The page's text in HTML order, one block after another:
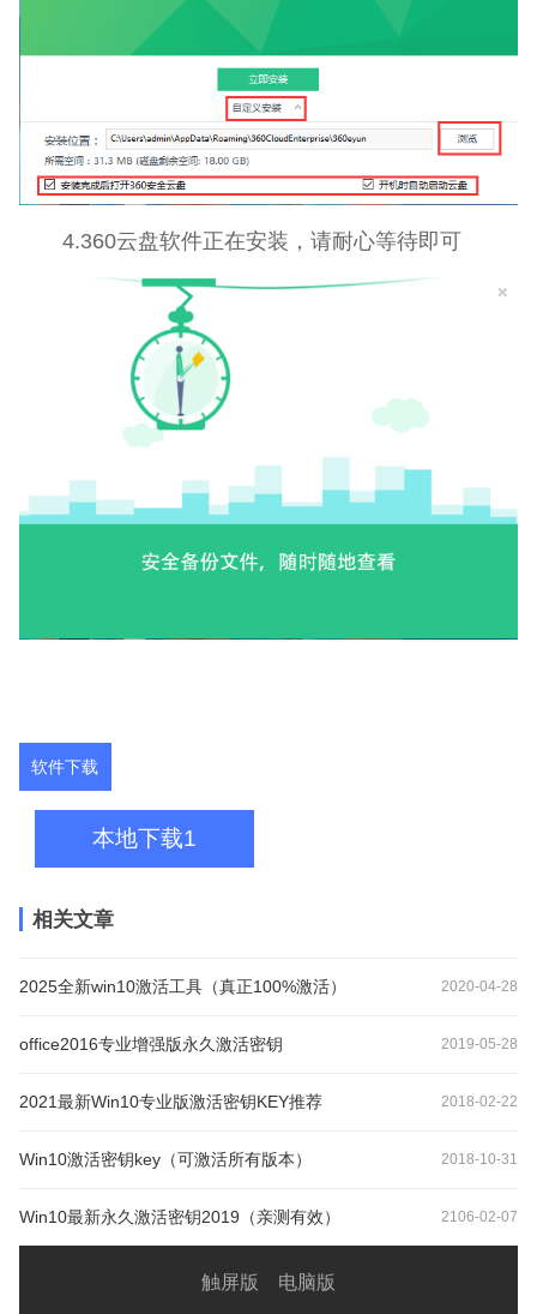
4.360云盘软件正在安装，请耐心等待即可
软件下载
本地下载1
相关文章
2025全新win10激活工具（真正100%激活） 2020-04-28
office2016专业增强版永久激活密钥 2019-05-28
2021最新Win10专业版激活密钥KEY推荐 2018-02-22
Win10激活密钥key（可激活所有版本） 2018-10-31
Win10最新永久激活密钥2019（亲测有效） 2106-02-07
触屏版 电脑版